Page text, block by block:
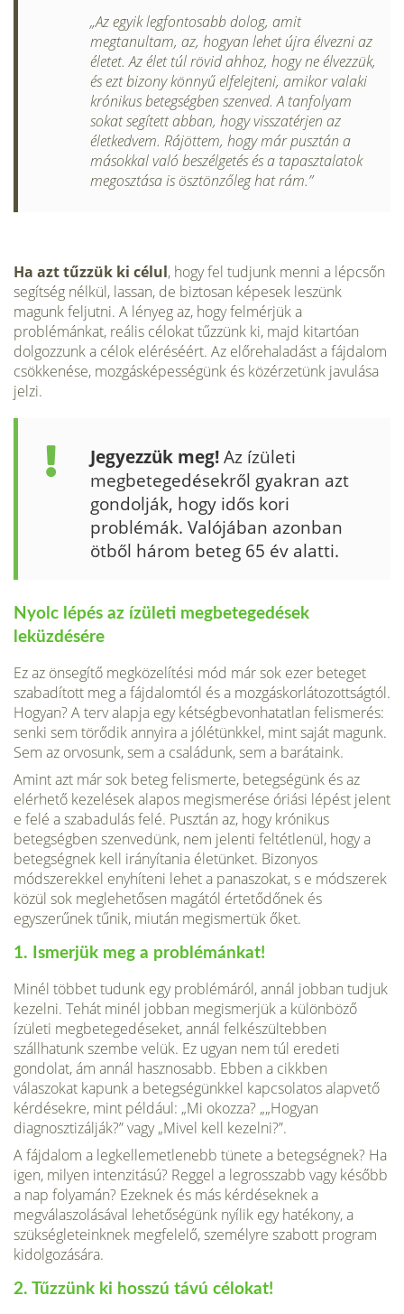
„Az egyik legfontosabb dolog, amit
megtanultam, az, hogyan le­het újra élvezni az
életet. Az élet túl rövid ahhoz, hogy ne élvezzük,
és ezt bizony könnyű elfelejteni, amikor valaki
krónikus betegség­ben szenved. A tanfolyam
sokat segített abban, hogy visszatérjen az
életkedvem. Rájöttem, hogy már pusztán a
másokkal való be­szélgetés és a tapasztalatok
meg­osztása is ösztönzőleg hat rám.”
Ha azt tűzzük ki célul, hogy fel tudjunk menni a lépcsőn
se­gítség nélkül, lassan, de biztosan képesek leszünk
magunk fel­jutni. A lényeg az, hogy felmérjük a
problémánkat, reális célo­kat tűzzünk ki, majd kitartóan
dolgozzunk a célok eléréséért. Az előrehaladást a fájdalom
csökkenése, mozgásképességünk és közérzetünk javulása
jelzi.
Jegyezzük meg!Az ízületi
megbete­gedésekről gyakran azt
gondolják, hogy idős kori
problémák. Valójában azonban
ötből három beteg 65 év alatti.
Nyolc lépés az ízüle­ti megbetegedések
leküzdésére
Ez az önsegítő megközelítési mód már sok ezer beteget
szabadított meg a fájdalomtól és a mozgáskorlátozottságtól.
Hogyan? A terv alapja egy két­ségbevonhatatlan felismerés:
senki sem törődik annyira a jólétünkkel, mint saját magunk.
Sem az orvosunk, sem a családunk, sem a barátaink.
Amint azt már sok beteg felismerte, betegségünk és az
elérhe­tő kezelések alapos megismerése óriási lépést jelent
e felé a sza­badulás felé. Pusztán az, hogy krónikus
betegségben szenve­dünk, nem jelenti feltétlenül, hogy a
betegségnek kell irányítania életünket. Bizonyos
módszerekkel enyhíteni lehet a panaszokat, s e módszerek
közül sok meglehetősen magától értetődőnek és
egyszerűnek tűnik, miután megismertük őket.
1. Ismerjük meg a problémánkat!
Minél többet tudunk egy problémáról, annál jobban tudjuk
kezelni. Tehát minél jobban megismerjük a különböző
ízületi megbetegedéseket, annál felkészültebben
szállhatunk szembe velük. Ez ugyan nem túl eredeti
gondolat, ám annál haszno­sabb. Ebben a cikkben
válaszokat kapunk a betegségünkkel kapcsolatos alapvető
kérdésekre, mint például: „Mi okoz­za? „„Hogyan
diagnosztizálják?” vagy „Mivel kell kezelni?”.
A fájda­lom a legkellemetlenebb tünete a betegségnek? Ha
igen, milyen intenzitású? Reggel a legrosszabb vagy később
a nap folya­mán? Ezeknek és más kérdéseknek a
megválaszolásával lehe­tőségünk nyílik egy hatékony, a
szükségleteinknek megfelelő, személyre szabott program
kidolgozására.
2. Tűzzünk ki hosszú távú célokat!